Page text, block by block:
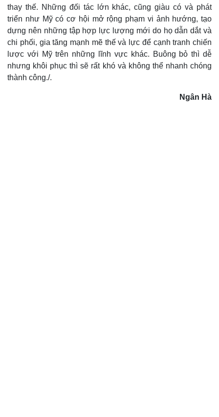
thay thế. Những đối tác lớn khác, cũng giàu có và phát
triển như Mỹ có cơ hội mở rộng phạm vi ảnh hướng, tạo
dựng nên những tập hợp lực lượng mới do họ dẫn dắt và
chi phối, gia tăng mạnh mẽ thế và lực để cạnh tranh chiến
lược với Mỹ trên những lĩnh vực khác. Buông bỏ thì dễ
nhưng khôi phục thì sẽ rất khó và không thể nhanh chóng
thành công./.
Ngân Hà